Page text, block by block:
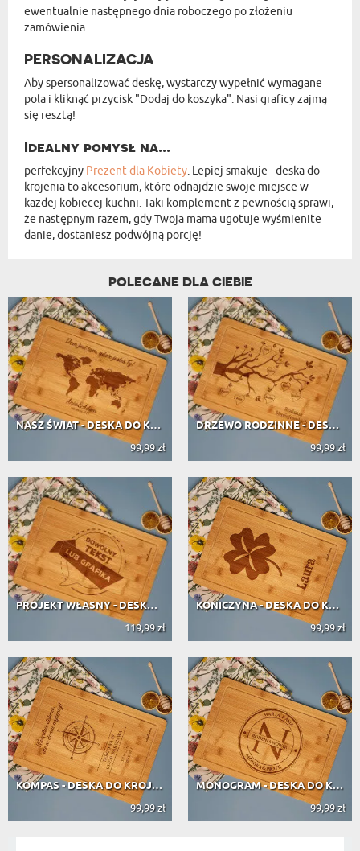
ewentualnie następnego dnia roboczego po złożeniu
zamówienia.
PERSONALIZACJA
Aby spersonalizować deskę, wystarczy wypełnić wymagane
pola i kliknąć przycisk "Dodaj do koszyka". Nasi graficy zajmą
się resztą!
Idealny pomysł na...
perfekcyjny Prezent dla Kobiety. Lepiej smakuje - deska do
krojenia to akcesorium, które odnajdzie swoje miejsce w
każdej kobiecej kuchni. Taki komplement z pewnością sprawi,
że następnym razem, gdy Twoja mama ugotuje wyśmienite
danie, dostaniesz podwójną porcję!
POLECANE DLA CIEBIE
NASZ ŚWIAT - DESKA DO KROJENIA Z GR...
99,99 zł
DRZEWO RODZINNE - DESKA DO KROJENIA...
99,99 zł
PROJEKT WŁASNY - DESKA DO KROJENIA ...
119,99 zł
KONICZYNA - DESKA DO KROJENIA Z GRA...
99,99 zł
KOMPAS - DESKA DO KROJENIA Z GRAWEREM
99,99 zł
MONOGRAM - DESKA DO KROJENIA Z GRAW...
99,99 zł